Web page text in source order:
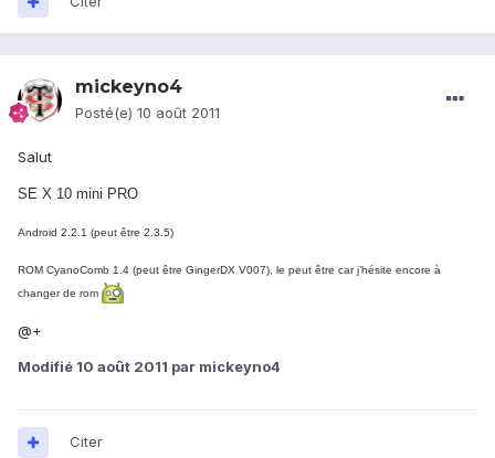
mickeyno4
Posté(e) 10 août 2011
Salut
SE X 10 mini PRO
Android 2.2.1 (peut être 2.3.5)
ROM CyanoComb 1.4 (peut être GingerDX V007), le peut être car j’hésite encore à
changer de rom
@+
Modifié 10 août 2011 par mickeyno4
Citer